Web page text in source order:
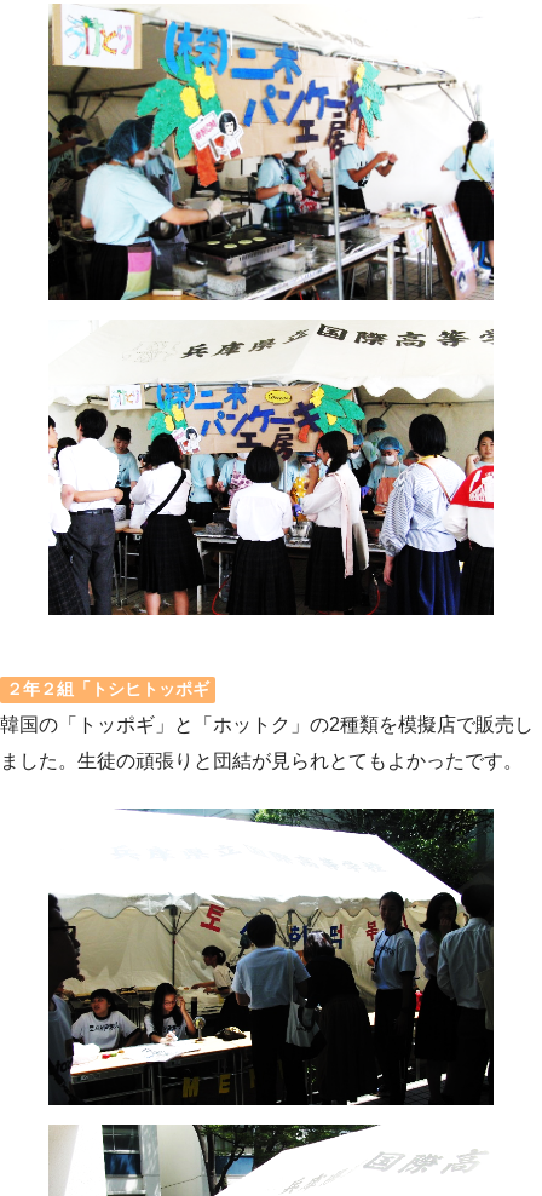
２年２組「トシヒトッポギ
韓国の「トッポギ」と「ホットク」の2種類を模擬店で販売し
ました。生徒の頑張りと団結が見られとてもよかったです。